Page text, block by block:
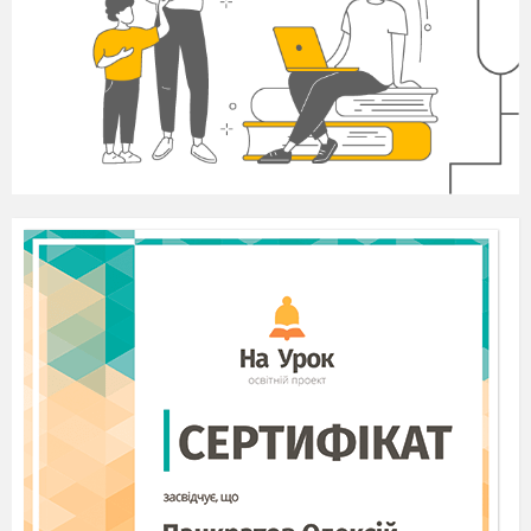
припода не терпить пустоти. Отже, коли підліток не
бере в голову розумного і доброго, лихе й
нерозумне само знаходить його й заповнює
порожнечу. Саме ті підлітки, які байдикують,
найчастіше зазнають негативного впливу вулиці,
потрапляють у сумнівні компанії, привчаються до
шкідливих звичок.
По-друге, навчання- це не лише
здобуття певної суми знань. Це постійний розвиток
явища, розв’язуючи задачи,учень удосконалює свої
розумові здібності, піднімається на щабель вище у
своїх розумових можливостях.
Нехай ваш син чи донька не прагне
стати науковцем, а буде простою людиною, добрим
господарем або господинею дому. У жодних
джерелах народної творчості не знайдеш схвалення
ледарства, неуцтва,а навпаки,-«наука в ліс не веде, а
з лісу виводить». А хто сказав, що господареві дому
не потрібні освіченість, кмітливість,працьовитість,
відповідальність за сім’ю, наполегливість у
досягненні своєї мети і врешті-решт повага до
людей?! А для цього, погодьтеся, треба навчатись
труднощі, треба вміти працювати. Це треба